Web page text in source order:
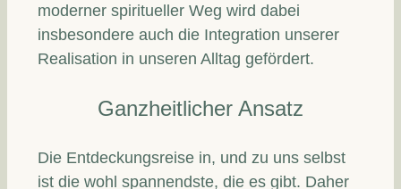
moderner spiritueller Weg wird dabei
insbesondere auch die Integration unserer
Realisation in unseren Alltag gefördert.
Ganzheitlicher Ansatz
Die Entdeckungsreise in, und zu uns selbst
ist die wohl spannendste, die es gibt. Daher